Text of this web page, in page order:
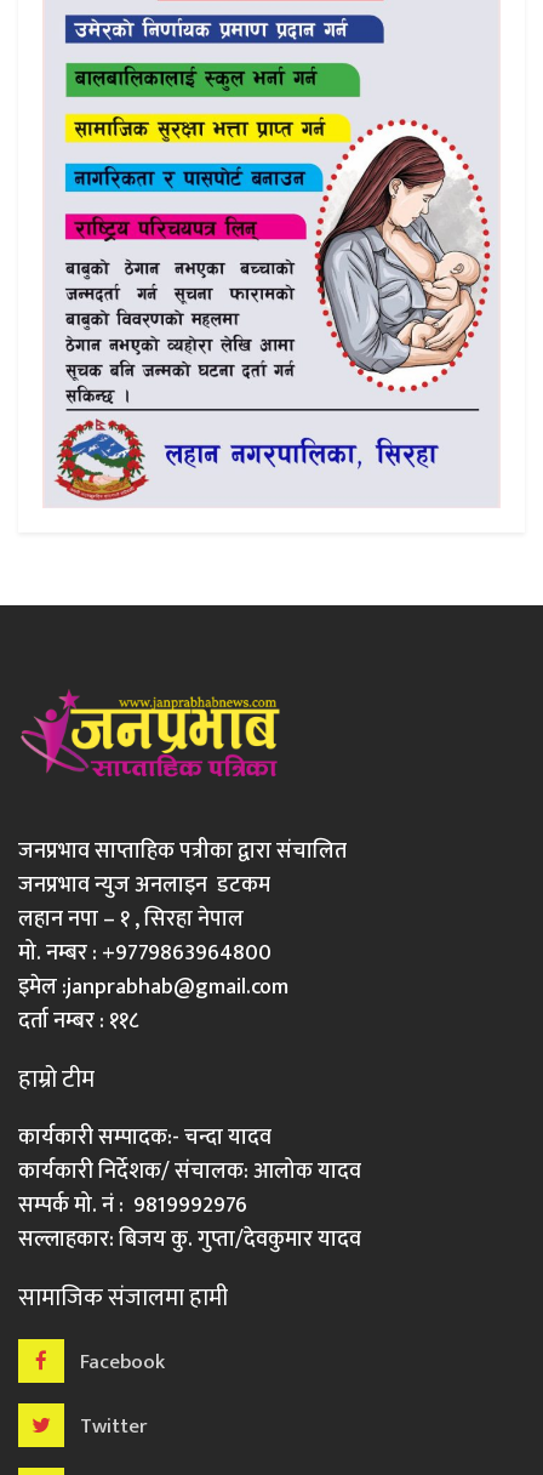
जनप्रभाव साप्ताहिक पत्रीका द्वारा संचालित
जनप्रभाव न्युज अनलाइन डटकम
लहान नपा – १ , सिरहा नेपाल
मो. नम्बर : +9779863964800
इमेल :janprabhab@gmail.com
दर्ता नम्बर : ११८
हाम्रो टीम
कार्यकारी सम्पादक:- चन्दा यादव
कार्यकारी निर्देशक/ संचालक: आलोक यादव
सम्पर्क मो. नं : 9819992976
सल्लाहकार: बिजय कु. गुप्ता/देवकुमार यादव
सामाजिक संजालमा हामी
Facebook
Twitter